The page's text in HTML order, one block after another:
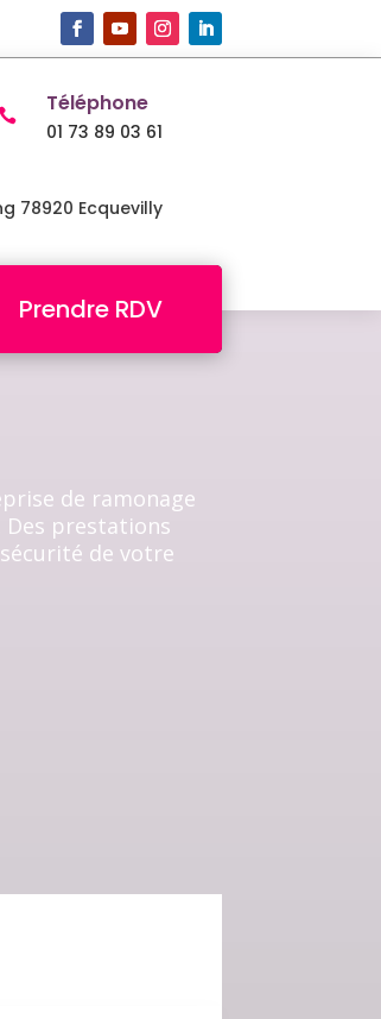
Téléphone
01 73 89 03 61
78920 Ecquevilly
Prendre RDV
de ramonage
Des prestations
de votre